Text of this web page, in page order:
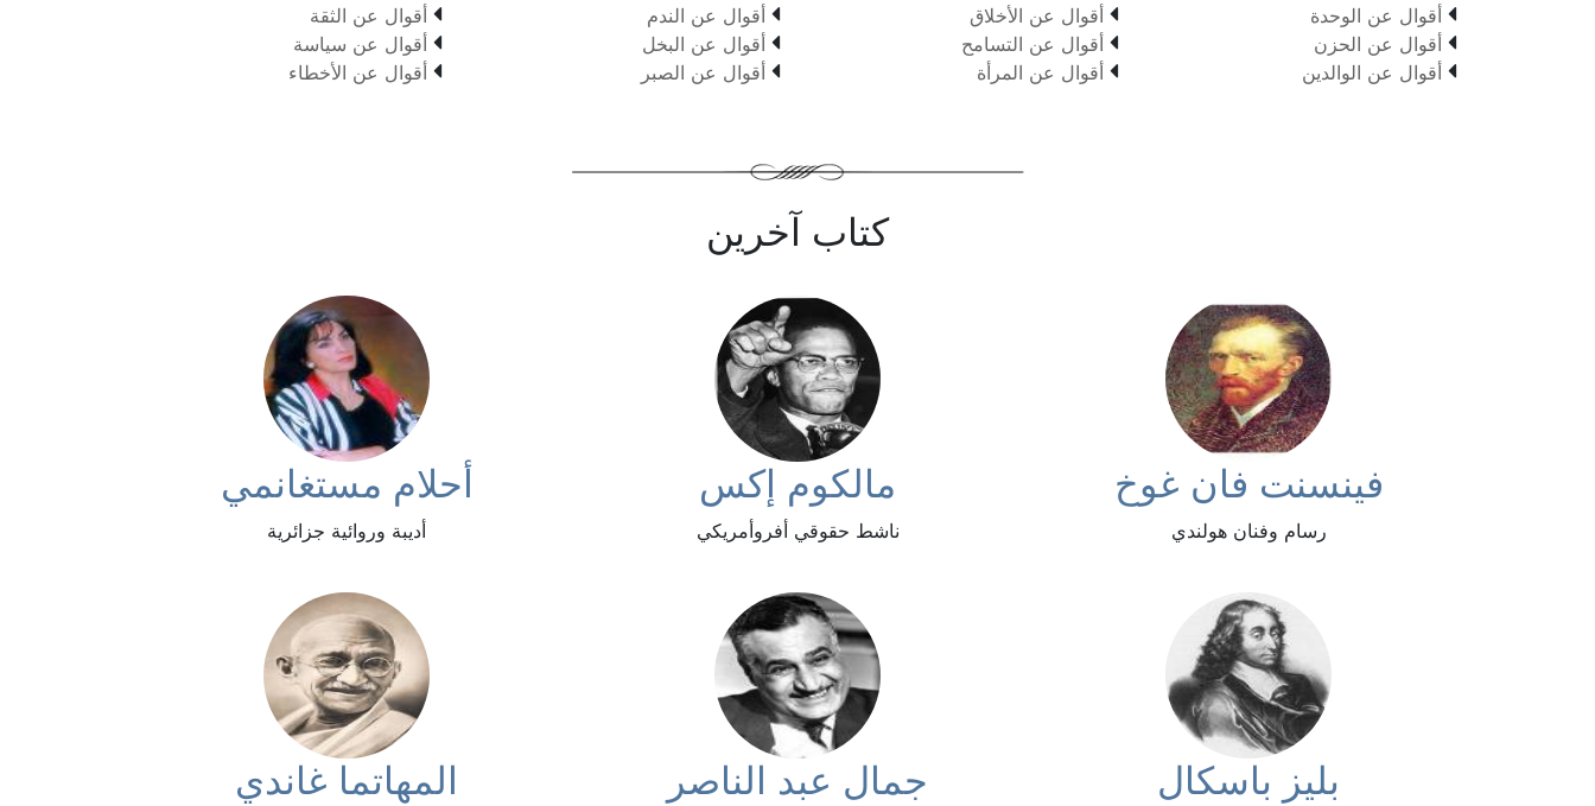
 أقوال عن الوحدة
 أقوال عن الحزن
 أقوال عن الوالدين
 أقوال عن الأخلاق
 أقوال عن التسامح
 أقوال عن المرأة
 أقوال عن الندم
 أقوال عن البخل
 أقوال عن الصبر
 أقوال عن الثقة
 أقوال عن سياسة
 أقوال عن الأخطاء
كتاب آخرين
فينسنت فان غوخ
رسام وفنان هولندي
مالكوم إكس
ناشط حقوقي أفروأمريكي
أحلام مستغانمي
أديبة وروائية جزائرية
بليز باسكال جمال عبد الناصر المهاتما غاندي